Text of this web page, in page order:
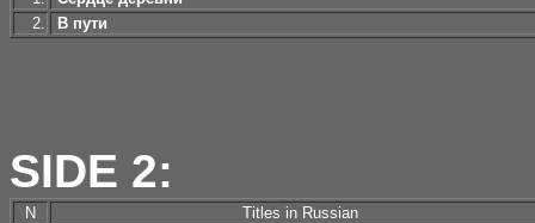
2.
В пути
SIDE 2:
N
Titles in Russian